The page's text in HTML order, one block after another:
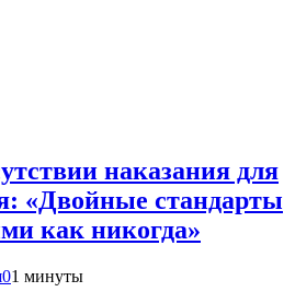
наказания для
«Двойные стандарты
как никогда»
01 минуты